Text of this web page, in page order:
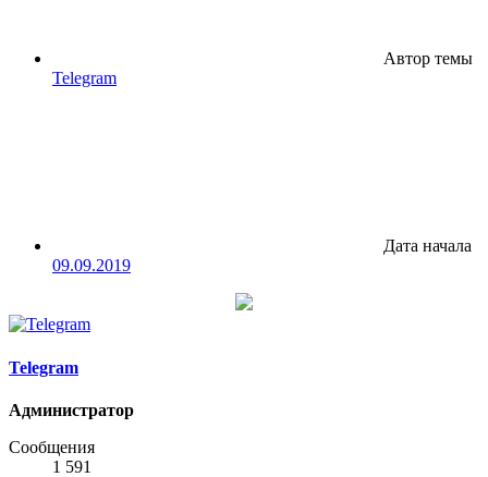
Автор темы
Telegram
Дата начала
09.09.2019
Telegram
Администратор
Сообщения
1 591